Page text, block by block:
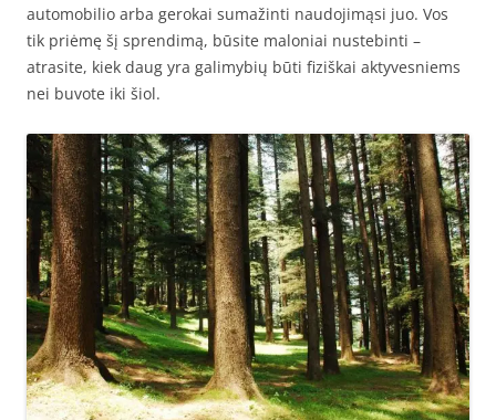
automobilio arba gerokai sumažinti naudojimąsi juo. Vos
tik priėmę šį sprendimą, būsite maloniai nustebinti –
atrasite, kiek daug yra galimybių būti fiziškai aktyvesniems
nei buvote iki šiol.